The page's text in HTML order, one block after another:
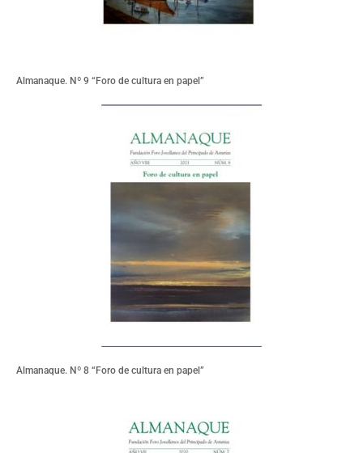
Almanaque. Nº 9 “Foro de cultura en papel”
Almanaque. Nº 8 “Foro de cultura en papel”